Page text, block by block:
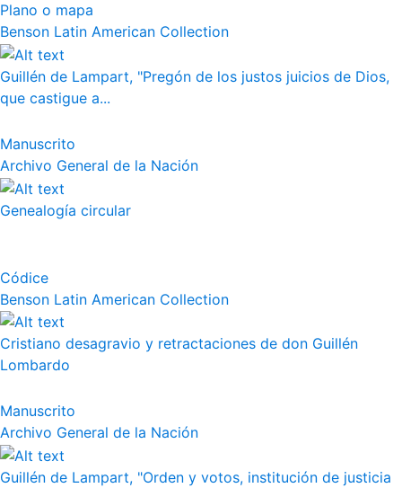
Plano o mapa
Benson Latin American Collection
Guillén de Lampart, "Pregón de los justos juicios de Dios,
que castigue a...
Manuscrito
Archivo General de la Nación
Genealogía circular
Códice
Benson Latin American Collection
Cristiano desagravio y retractaciones de don Guillén
Lombardo
Manuscrito
Archivo General de la Nación
Guillén de Lampart, "Orden y votos, institución de justicia